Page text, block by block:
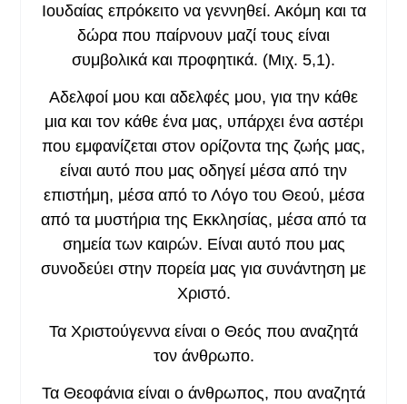
Ιουδαίας επρόκειτο να γεννηθεί. Ακόμη και τα
δώρα που παίρνουν μαζί τους είναι
συμβολικά και προφητικά. (Μιχ. 5,1).
Αδελφοί μου και αδελφές μου, για την κάθε
μια και τον κάθε ένα μας, υπάρχει ένα αστέρι
που εμφανίζεται στον ορίζοντα της ζωής μας,
είναι αυτό που μας οδηγεί μέσα από την
επιστήμη, μέσα από το Λόγο του Θεού, μέσα
από τα μυστήρια της Εκκλησίας, μέσα από τα
σημεία των καιρών. Είναι αυτό που μας
συνοδεύει στην πορεία μας για συνάντηση με
Χριστό.
Τα Χριστούγεννα είναι ο Θεός που αναζητά
τον άνθρωπο.
Τα Θεοφάνια είναι ο άνθρωπος, που αναζητά